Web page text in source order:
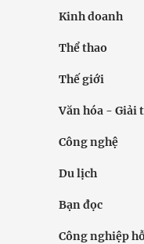
Kinh doanh
Thể thao
Thế giới
Văn hóa - Giải
Công nghệ
Du lịch
Bạn đọc
Công nghiệp